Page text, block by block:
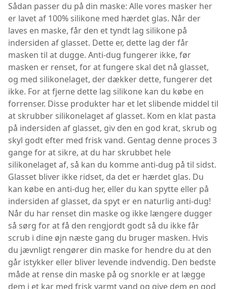
Sådan passer du på din maske: Alle vores masker her
er lavet af 100% silikone med hærdet glas. Når der
laves en maske, får den et tyndt lag silikone på
indersiden af ​​glasset. Dette er, dette lag der får
masken til at dugge. Anti-dug fungerer ikke, før
masken er renset, for at fungere skal det nå glasset,
og med silikonelaget, der dækker dette, fungerer det
ikke. For at fjerne dette lag silikone kan du købe en
forrenser. Disse produkter har et let slibende middel til
at skrubber silikonelaget af glasset. Kom en klat pasta
på indersiden af glasset, giv den en god krat, skrub og
skyl godt efter med frisk vand. Gentag denne proces 3
gange for at sikre, at du har skrubbet hele
silikonelaget af, så kan du komme anti-dug på til sidst.
Glasset bliver ikke ridset, da det er hærdet glas. Du
kan købe en anti-dug her, eller du kan spytte eller på
indersiden af ​​glasset, da spyt er en naturlig anti-dug!
Når du har renset din maske og ikke længere dugger
så sørg for at få den rengjordt godt så du ikke får
scrub i dine øjn næste gang du bruger masken. Hvis
du jævnligt rengører din maske for hendre du at den
går istykker eller bliver levende indvendig. Den bedste
måde at rense din maske på og snorkle er at lægge
dem i et kar med frisk varmt vand og give dem en god